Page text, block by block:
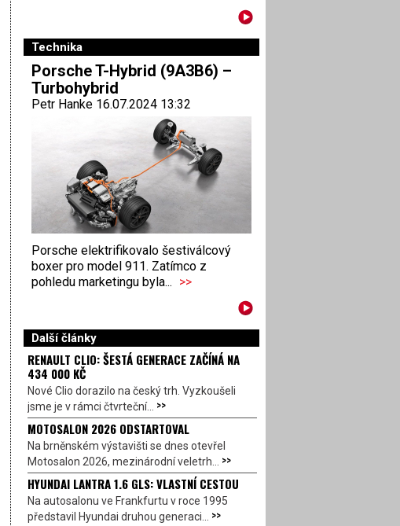
Technika
Porsche T-Hybrid (9A3B6) –
Turbohybrid
Petr Hanke 16.07.2024 13:32
Porsche elektrifikovalo šestiválcový
boxer pro model 911. Zatímco z
pohledu marketingu byla... >>
Další články
RENAULT CLIO: ŠESTÁ GENERACE ZAČÍNÁ NA
434 000 KČ
Nové Clio dorazilo na český trh. Vyzkoušeli
jsme je v rámci čtvrteční... >>
MOTOSALON 2026 ODSTARTOVAL
Na brněnském výstavišti se dnes otevřel
Motosalon 2026, mezinárodní veletrh... >>
HYUNDAI LANTRA 1.6 GLS: VLASTNÍ CESTOU
Na autosalonu ve Frankfurtu v roce 1995
představil Hyundai druhou generaci... >>